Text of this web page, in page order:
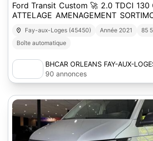
Ford Transit Custom 🚀 2.0 TDCI 130
ATTELAGE AMENAGEMENT
1 AN
Fay-aux-Loges (45450) Année 2021 85
Boîte automatique
BHCAR ORLEANS FAY-AUX-
90 annonces